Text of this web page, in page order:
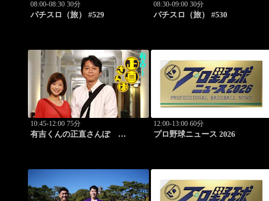
08:00-08:30 30分
パチスロ（旅） #529
08:30-09:00 30分
パチスロ（旅） #530
10:45-12:00 75分
有吉くんの正直さんぽ
12:00-13:00 60分
プロ野球ニュース 2026